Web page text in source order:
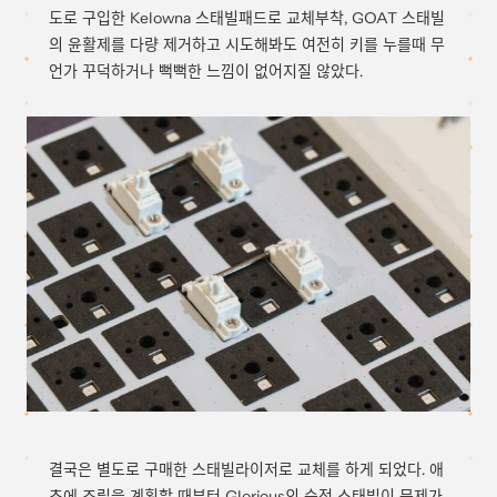
도로 구입한 Kelowna 스태빌패드로 교체부착, GOAT 스태빌
의 윤활제를 다량 제거하고 시도해봐도 여전히 키를 누를때 무
언가 꾸덕하거나 뻑뻑한 느낌이 없어지질 않았다.
결국은 별도로 구매한 스태빌라이저로 교체를 하게 되었다. 애